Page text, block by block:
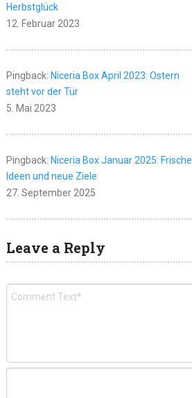
Herbstglück
12. Februar 2023
Pingback: Niceria Box April 2023: Ostern
steht vor der Tür
5. Mai 2023
Pingback: Niceria Box Januar 2025: Frische
Ideen und neue Ziele
27. September 2025
Leave a Reply